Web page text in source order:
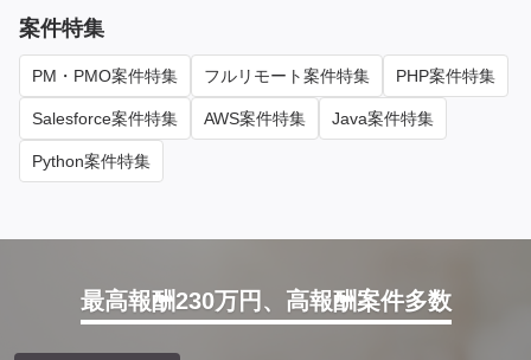
案件特集
PM・PMO案件特集 フルリモート案件特集 PHP案件特集
Salesforce案件特集 AWS案件特集 Java案件特集
Python案件特集
最高報酬230万円、高報酬案件多数